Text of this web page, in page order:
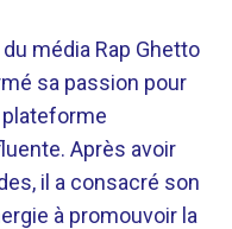
média Rap Ghetto
sa passion pour
plateforme
Après avoir
il a consacré son
à promouvoir la